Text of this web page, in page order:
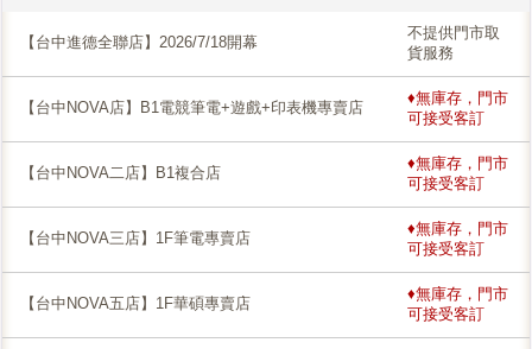
【台中進德全聯店】2026/7/18開幕
不提供門市取
貨服務
【台中NOVA店】B1電競筆電+遊戲+印表機專賣店
♦無庫存，門市
可接受客訂
【台中NOVA二店】B1複合店
♦無庫存，門市
可接受客訂
【台中NOVA三店】1F筆電專賣店
♦無庫存，門市
可接受客訂
【台中NOVA五店】1F華碩專賣店
♦無庫存，門市
可接受客訂